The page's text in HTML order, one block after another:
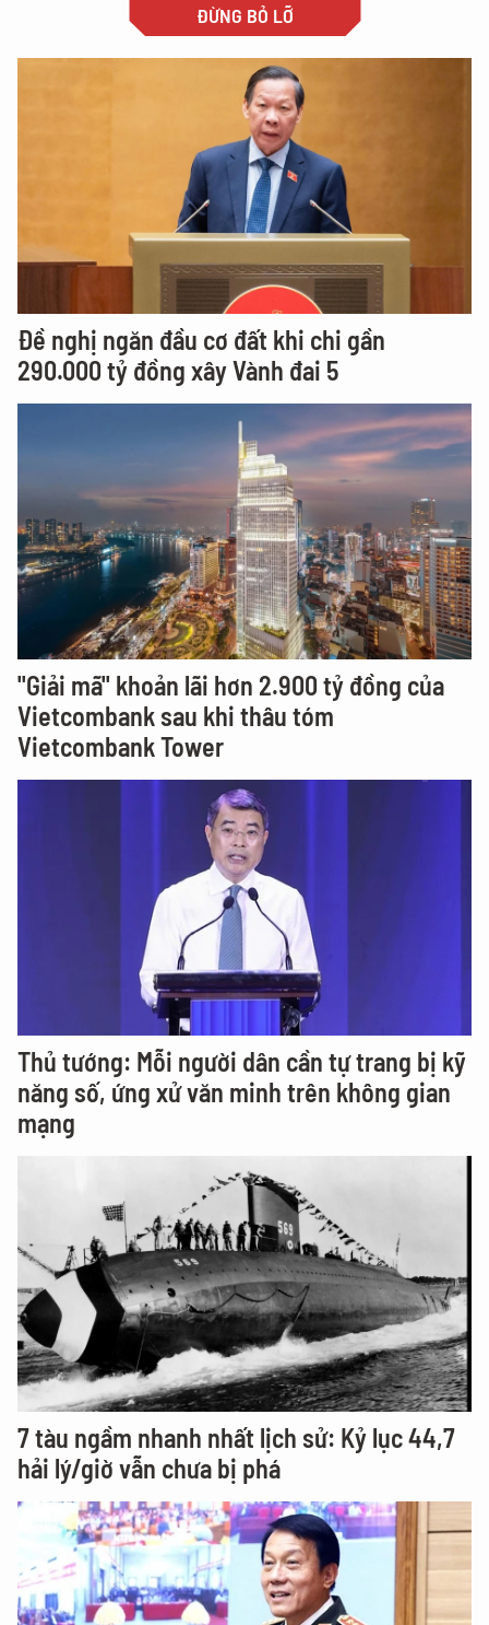
ĐỪNG BỎ LỠ
Đề nghị ngăn đầu cơ đất khi chi gần
290.000 tỷ đồng xây Vành đai 5
"Giải mã" khoản lãi hơn 2.900 tỷ đồng của
Vietcombank sau khi thâu tóm
Vietcombank Tower
Thủ tướng: Mỗi người dân cần tự trang bị kỹ
năng số, ứng xử văn minh trên không gian
mạng
7 tàu ngầm nhanh nhất lịch sử: Kỷ lục 44,7
hải lý/giờ vẫn chưa bị phá